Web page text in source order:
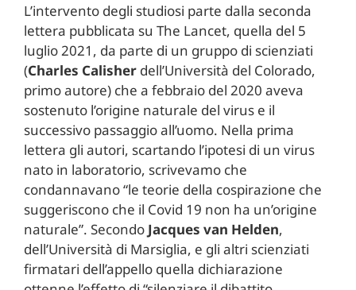
L’intervento degli studiosi parte dalla seconda
lettera pubblicata su The Lancet, quella del 5
luglio 2021, da parte di un gruppo di scienziati
(Charles Calisherdell’Università del Colorado,
primo autore) che a febbraio del 2020 aveva
sostenuto l’origine naturale del virus e il
successivo passaggio all’uomo. Nella prima
lettera gli autori, scartando l’ipotesi di un virus
nato in laboratorio, scrivevamo che
condannavano “le teorie della cospirazione che
suggeriscono che il Covid 19 non ha un’origine
naturale”. Secondo Jacques van Helden,
dell’Università di Marsiglia, e gli altri scienziati
firmatari dell’appello quella dichiarazione